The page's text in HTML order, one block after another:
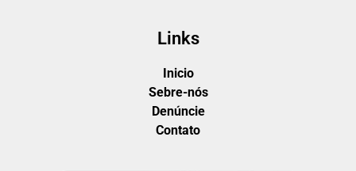
Links
Inicio
Sebre-nós
Denúncie
Contato